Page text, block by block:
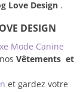
Love Design .
DESIGN
Mode Canine
Vêtements et
et gardez votre